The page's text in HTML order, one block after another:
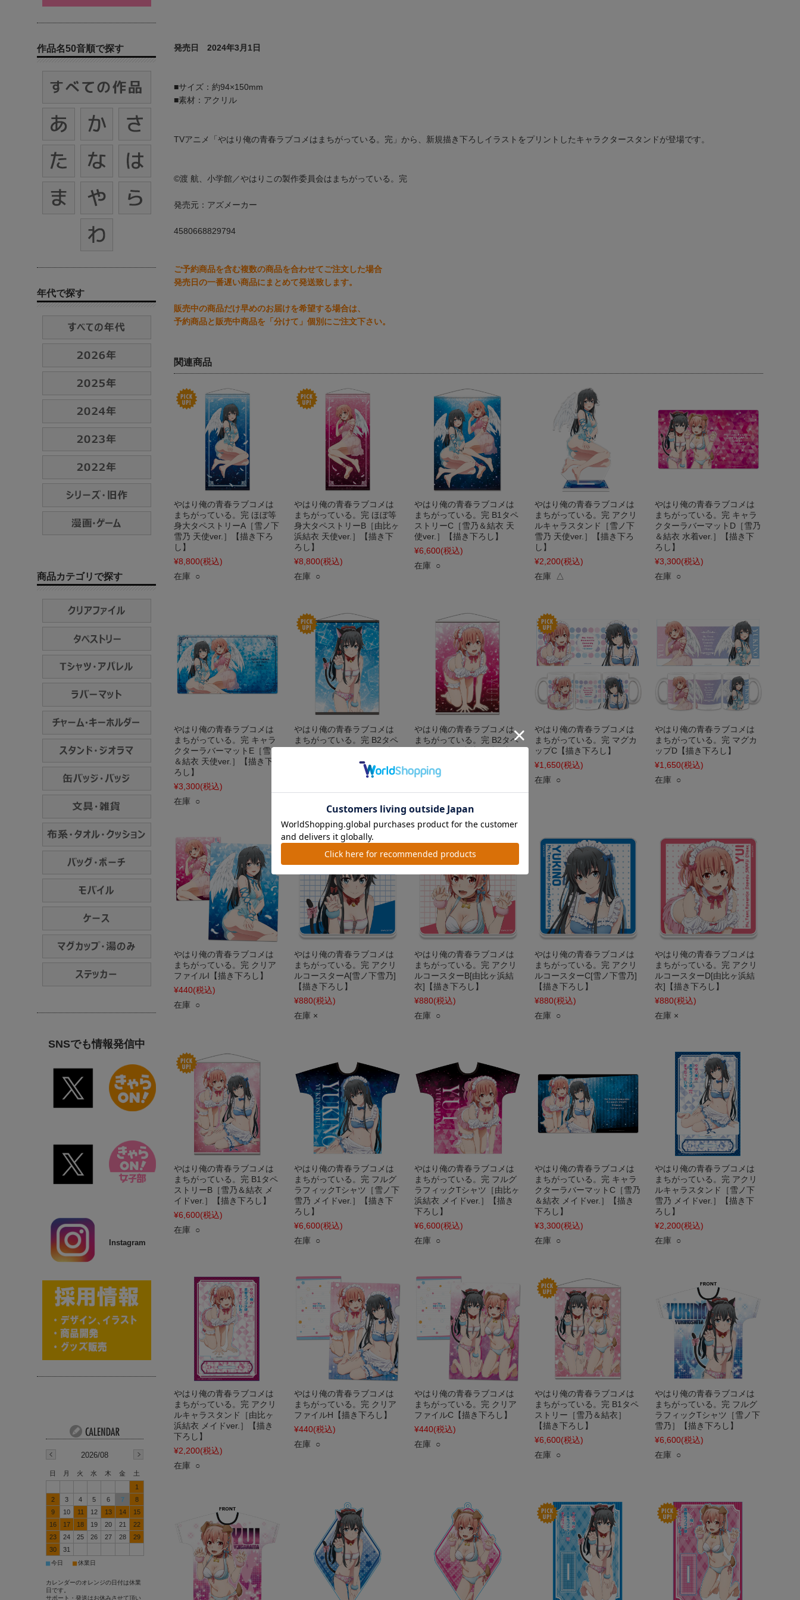
発売日 2024年3月1日
■サイズ：約94×150mm
■素材：アクリル
TVアニメ「やはり俺の青春ラブコメはまちがっている。完」から、新規描き下ろしイラストをプリントしたキャラクタースタンドが登場です。
©渡 航、小学館／やはりこの製作委員会はまちがっている。完
発売元：アズメーカー
4580668829794
ご予約商品を含む複数の商品を合わせてご注文した場合
発売日の一番遅い商品にまとめて発送致します。
販売中の商品だけ早めのお届けを希望する場合は、
予約商品と販売中商品を「分けて」個別にご注文下さい。
関連商品
やはり俺の青春ラブコメは
まちがっている。完 ほぼ等
身大タペストリーA［雪ノ下
雪乃 天使ver.］【描き下ろ
し】
¥8,800(税込)
在庫 ○
やはり俺の青春ラブコメは
まちがっている。完 ほぼ等
身大タペストリーB［由比ヶ
浜結衣 天使ver.］【描き下
ろし】
¥8,800(税込)
在庫 ○
やはり俺の青春ラブコメは
まちがっている。完 B1タペ
ストリーC［雪乃＆結衣 天
使ver.］【描き下ろし】
¥6,600(税込)
在庫 ○
やはり俺の青春ラブコメは
まちがっている。完 アクリ
ルキャラスタンド［雪ノ下
雪乃 天使ver.］【描き下ろ
し】
¥2,200(税込)
在庫 △
やはり俺の青春ラブコメは
まちがっている。完 キャラ
クターラバーマットD［雪乃
＆結衣 水着ver.］【描き下
ろし】
¥3,300(税込)
在庫 ○
やはり俺の青春ラブコメは
まちがっている。完 キャラ
クターラバーマットE［雪乃
＆結衣 天使ver.］【描き下
ろし】
¥3,300(税込)
在庫 ○
やはり俺の青春ラブコメは
まちがっている。完 B2タペ
着ver.］【描き下ろし】
在庫 ○
やはり俺の青春ラブコメは
まちがっている。完 B2タペ
¥3,300(税込)
在庫 ○
やはり俺の青春ラブコメは
まちがっている。完 マグカ
ップC【描き下ろし】
¥1,650(税込)
在庫 ○
やはり俺の青春ラブコメは
まちがっている。完 マグカ
ップD【描き下ろし】
¥1,650(税込)
在庫 ○
やはり俺の青春ラブコメは
まちがっている。完 クリア
ファイルI【描き下ろし】
¥440(税込)
在庫 ○
やはり俺の青春ラブコメは
まちがっている。完 アクリ
ルコースターA[雪ノ下雪乃]
【描き下ろし】
¥880(税込)
在庫 ×
やはり俺の青春ラブコメは
まちがっている。完 アクリ
ルコースターB[由比ヶ浜結
衣]【描き下ろし】
¥880(税込)
在庫 ○
やはり俺の青春ラブコメは
まちがっている。完 アクリ
ルコースターC[雪ノ下雪乃]
【描き下ろし】
¥880(税込)
在庫 ○
やはり俺の青春ラブコメは
まちがっている。完 アクリ
ルコースターD[由比ヶ浜結
衣]【描き下ろし】
¥880(税込)
在庫 ×
やはり俺の青春ラブコメは
まちがっている。完 B1タペ
ストリーB［雪乃＆結衣 メ
イドver.］【描き下ろし】
¥6,600(税込)
在庫 ○
やはり俺の青春ラブコメは
まちがっている。完 フルグ
ラフィックTシャツ［雪ノ下
雪乃 メイドver.］【描き下
ろし】
¥6,600(税込)
在庫 ○
やはり俺の青春ラブコメは
まちがっている。完 フルグ
ラフィックTシャツ［由比ヶ
浜結衣 メイドver.］【描き
下ろし】
¥6,600(税込)
在庫 ○
やはり俺の青春ラブコメは
まちがっている。完 キャラ
クターラバーマットC［雪乃
＆結衣 メイドver.］【描き
下ろし】
¥3,300(税込)
在庫 ○
やはり俺の青春ラブコメは
まちがっている。完 アクリ
ルキャラスタンド［雪ノ下
雪乃 メイドver.］【描き下
ろし】
¥2,200(税込)
在庫 ○
やはり俺の青春ラブコメは
まちがっている。完 アクリ
ルキャラスタンド［由比ヶ
浜結衣 メイドver.］【描き
下ろし】
¥2,200(税込)
在庫 ○
やはり俺の青春ラブコメは
まちがっている。完 クリア
ファイルH【描き下ろし】
¥440(税込)
在庫 ○
やはり俺の青春ラブコメは
まちがっている。完 クリア
ファイルC【描き下ろし】
¥440(税込)
在庫 ○
やはり俺の青春ラブコメは
まちがっている。完 B1タペ
ストリー［雪乃＆結衣］
【描き下ろし】
¥6,600(税込)
在庫 ○
やはり俺の青春ラブコメは
まちがっている。完 フルグ
ラフィックTシャツ［雪ノ下
雪乃］【描き下ろし】
¥6,600(税込)
在庫 ○
作品名50音順で探す
年代で探す
商品カテゴリで探す
SNSでも情報発信中
Instagram
2026/08
日 月 火 水 木 金
土
1
2
3 4 5 6 7
8
9
10 11 12 13 14
15
16
17 18 19 20 21
22
23
24 25 26 27 28
29
30
31
■今日 ■休業日
カレンダーのオレンジの日付は休業
日です。
サポート・発送はお休みさせて頂い